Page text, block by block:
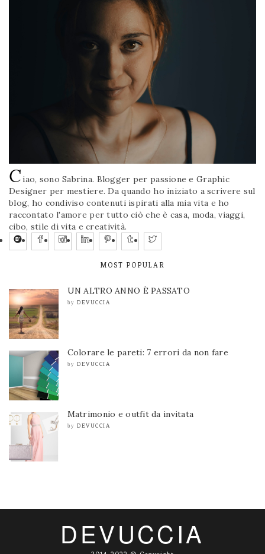
Ciao, sono Sabrina. Blogger per passione e Graphic
Designer per mestiere. Da quando ho iniziato a scrivere sul
blog, ho condiviso contenuti ispirati alla mia vita e ho
raccontato l'amore per tutto ciò che è casa, moda, viaggi,
cibo, stile di vita e creatività.
MOST POPULAR
UN ALTRO ANNO È PASSATO
by DEVUCCIA
Colorare le pareti: 7 errori da non fare
by DEVUCCIA
Matrimonio e outfit da invitata
by DEVUCCIA
DEVUCCIA